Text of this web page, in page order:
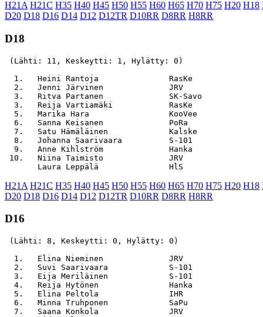
H21A H21C H35 H40 H45 H50 H55 H60 H65 H70 H75 H20 H18
D20 D18 D16 D14 D12 D12TR D10RR D8RR H8RR
D18
(Lähti: 11, Keskeytti: 1, Hylätty: 0)
1.   Heini Rantoja               RasKe
2.   Jenni Järvinen              JRV
3.   Ritva Partanen              SK-Savo
3.   Reija Vartiamäki            RasKe
5.   Marika Hara                 KooVee
6.   Sanna Keisanen              PoRa
7.   Satu Hämäläinen             Kalske
8.   Johanna Saarivaara          S-101
9.   Anne Kihlström              Hanka
10.   Niina Taimisto              JRV
H21A H21C H35 H40 H45 H50 H55 H60 H65 H70 H75 H20 H18
D20 D18 D16 D14 D12 D12TR D10RR D8RR H8RR
D16
(Lähti: 8, Keskeytti: 0, Hylätty: 0)
1.   Elina Nieminen              JRV
2.   Suvi Saarivaara             S-101
3.   Eija Meriläinen             S-101
4.   Reija Hytönen               Hanka
5.   Elina Peltola               IHR
6.   Minna Truhponen             SaPu
7.   Saana Konkola               JRV